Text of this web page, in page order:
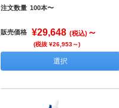
注文数量 100本〜
販売価格 ¥29,648 (税込) ～
(税抜 ¥26,953～)
選択